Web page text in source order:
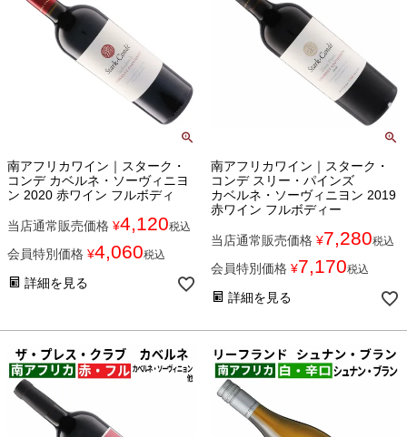
南アフリカワイン｜スターク・
コンデ カベルネ・ソーヴィニヨ
ン 2020 赤ワイン フルボディ
当店通常販売価格 ¥4,120税込
会員特別価格 ¥4,060税込
詳細を見る
南アフリカワイン｜スターク・
コンデ スリー・パインズ
カベルネ・ソーヴィニヨン 2019
赤ワイン フルボディー
当店通常販売価格 ¥7,280税込
会員特別価格 ¥7,170税込
詳細を見る